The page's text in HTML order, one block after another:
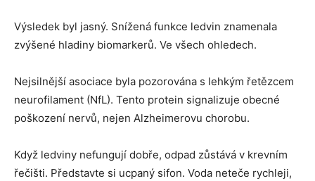
Výsledek byl jasný. Snížená funkce ledvin znamenala
zvýšené hladiny biomarkerů. Ve všech ohledech.
Nejsilnější asociace byla pozorována s lehkým řetězcem
neurofilament (NfL). Tento protein signalizuje obecné
poškození nervů, nejen Alzheimerovu chorobu.
Když ledviny nefungují dobře, odpad zůstává v krevním
řečišti. Představte si ucpaný sifon. Voda neteče rychleji,